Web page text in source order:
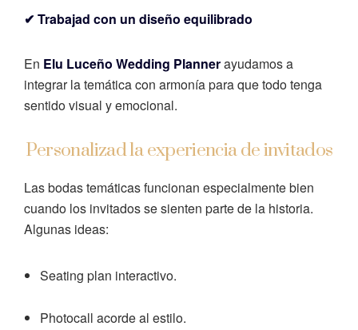
✔ Trabajad con un diseño equilibrado
En Elu Luceño Wedding Plannerayudamos a
integrar la temática con armonía para que todo tenga
sentido visual y emocional.
Personalizad la experiencia de invitados
Las bodas temáticas funcionan especialmente bien
cuando los invitados se sienten parte de la historia.
Algunas ideas:
Seating plan interactivo.
Photocall acorde al estilo.